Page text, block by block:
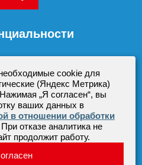
cookie для
(Яндекс Метрика)
„Я согласен“, вы
ваших данных в
в отношении обработки
При отказе аналитика не
продолжит работу.